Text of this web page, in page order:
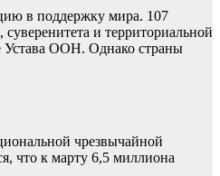
в поддержку мира. 107
и территориальной
Устава ООН. Однако страны
чрезвычайной
что к марту 6,5 миллиона